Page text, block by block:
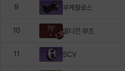
9 부케팔로스
10 엘디안 부츠
11 SCV